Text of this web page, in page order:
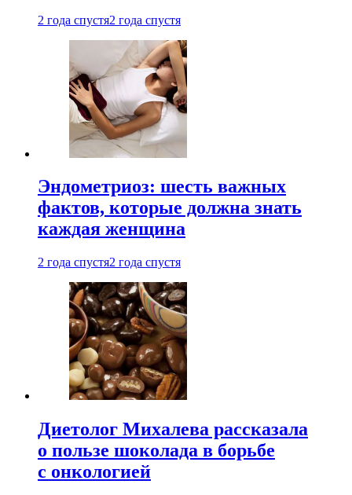
2 года спустя2 года спустя
Эндометриоз: шесть важных
фактов, которые должна знать
каждая женщина
2 года спустя2 года спустя
Диетолог Михалева рассказала
о пользе шоколада в борьбе
с онкологией